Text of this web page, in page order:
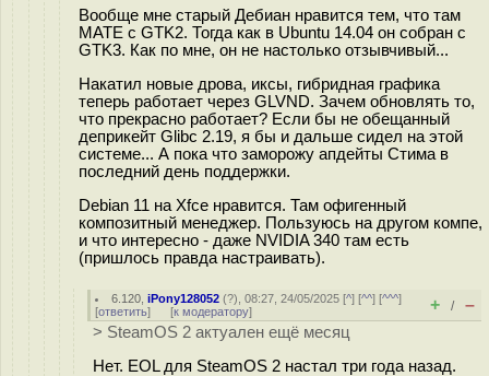
Вообще мне старый Дебиан нравится тем, что там
MATE с GTK2. Тогда как в Ubuntu 14.04 он собран с
GTK3. Как по мне, он не настолько отзывчивый...
Накатил новые дрова, иксы, гибридная графика
теперь работает через GLVND. Зачем обновлять то,
что прекрасно работает? Если бы не обещанный
деприкейт Glibc 2.19, я бы и дальше сидел на этой
системе... А пока что заморожу апдейты Стима в
последний день поддержки.
Debian 11 на Xfce нравится. Там офигенный
композитный менеджер. Пользуюсь на другом компе,
и что интересно - даже NVIDIA 340 там есть
(пришлось правда настраивать).
6.120 ,iPony128052 (?), 08:27, 24/05/2025 [^] [^^] [^^^]
[ответить] [к модератору] + / –
> SteamOS 2 актуален ещё месяц
Нет. EOL для SteamOS 2 настал три года назад.